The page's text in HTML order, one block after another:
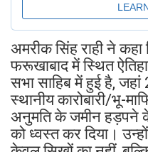
अमरीक सिंह राही ने
फरूखाबाद में स्थित
सभा साहिब में हुई है,
स्थानीय कारोबारी/भू-
अनुमति के जमीन हड़पने
को ध्वस्त कर दिया।